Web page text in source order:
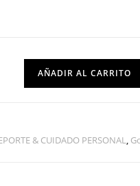
AÑADIR AL CARRITO
& CUIDADO PERSONAL,